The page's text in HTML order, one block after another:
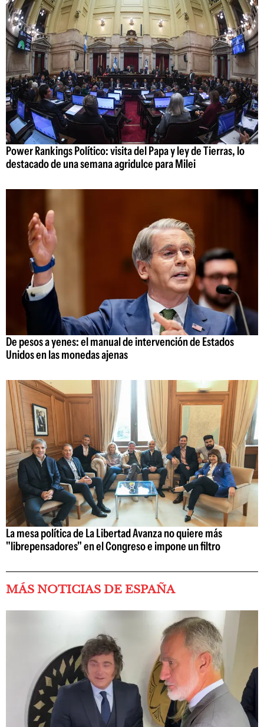
Power Rankings Político: visita del Papa y ley de Tierras, lo
destacado de una semana agridulce para Milei
De pesos a yenes: el manual de intervención de Estados
Unidos en las monedas ajenas
La mesa política de La Libertad Avanza no quiere más
"librepensadores" en el Congreso e impone un filtro
MÁS NOTICIAS DE ESPAÑA